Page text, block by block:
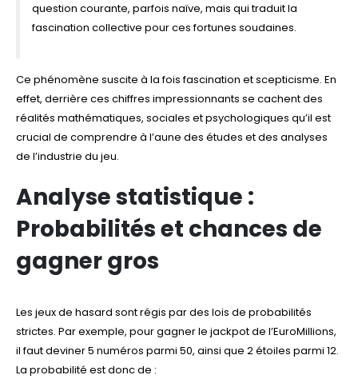
question courante, parfois naïve, mais qui traduit la
fascination collective pour ces fortunes soudaines.
Ce phénomène suscite à la fois fascination et scepticisme. En
effet, derrière ces chiffres impressionnants se cachent des
réalités mathématiques, sociales et psychologiques qu’il est
crucial de comprendre à l’aune des études et des analyses
de l’industrie du jeu.
Analyse statistique :
Probabilités et chances de
gagner gros
Les jeux de hasard sont régis par des lois de probabilités
strictes. Par exemple, pour gagner le jackpot de l’EuroMillions,
il faut deviner 5 numéros parmi 50, ainsi que 2 étoiles parmi 12.
La probabilité est donc de :